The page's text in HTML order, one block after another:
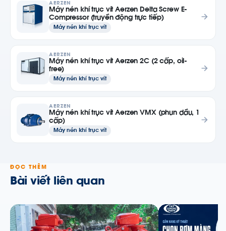
AERZEN
Máy nén khí trục vít Aerzen Delta Screw E-
Compressor (truyền động trực tiếp)
Máy nén khí trục vít
AERZEN
Máy nén khí trục vít Aerzen 2C (2 cấp, oil-
free)
Máy nén khí trục vít
AERZEN
Máy nén khí trục vít Aerzen VMX (phun dầu, 1
cấp)
Máy nén khí trục vít
ĐỌC THÊM
Bài viết liên quan